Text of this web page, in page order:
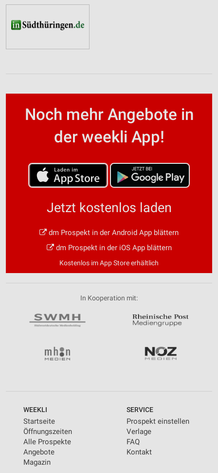
Noch mehr Angebote in
der weekli App!
Jetzt kostenlos laden
dm Prospekt in der Android App blättern
dm Prospekt in der iOS App blättern
Kostenlos im App Store erhältlich
In Kooperation mit:
WEEKLI
Startseite
Öffnungszeiten
Alle Prospekte
Angebote
Magazin
SERVICE
Prospekt einstellen
Verlage
FAQ
Kontakt